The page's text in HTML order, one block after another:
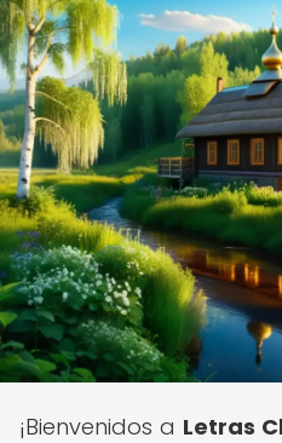
¡Bienvenidos a Letras